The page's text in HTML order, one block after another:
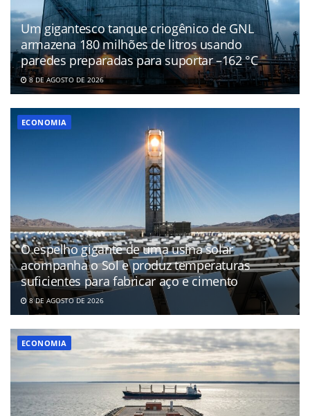
Um gigantesco tanque criogênico de GNL
armazena 180 milhões de litros usando
paredes preparadas para suportar –162 °C
8 DE AGOSTO DE 2026
ECONOMIA
O espelho gigante de uma usina solar
acompanha o Sol e produz temperaturas
suficientes para fabricar aço e cimento
8 DE AGOSTO DE 2026
ECONOMIA